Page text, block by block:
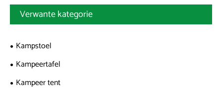
Verwante kategorie
Kampstoel
Kampeertafel
Kampeer tent